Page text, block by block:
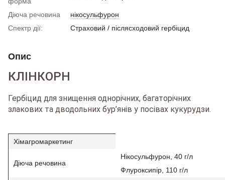
Діюча речовина
нікосульфурон
Спектр дії:
Страховий / післясходовий гербіцид
Опис
КЛІНКОРН
Гербіцид для знищення однорічних, багаторічних
злакових та дводольних бур’янів у посівах кукурудзи.
Хімагромаркетинг
Діюча речовина
Нікосульфурон, 40 г/л
Флуроксипір, 110 г/л